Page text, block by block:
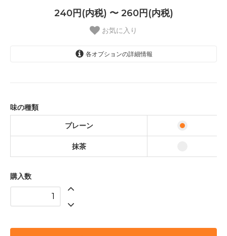
240円(内税) 〜 260円(内税)
お気に入り
各オプションの詳細情報
味の種類
プレーン
抹茶
購入数